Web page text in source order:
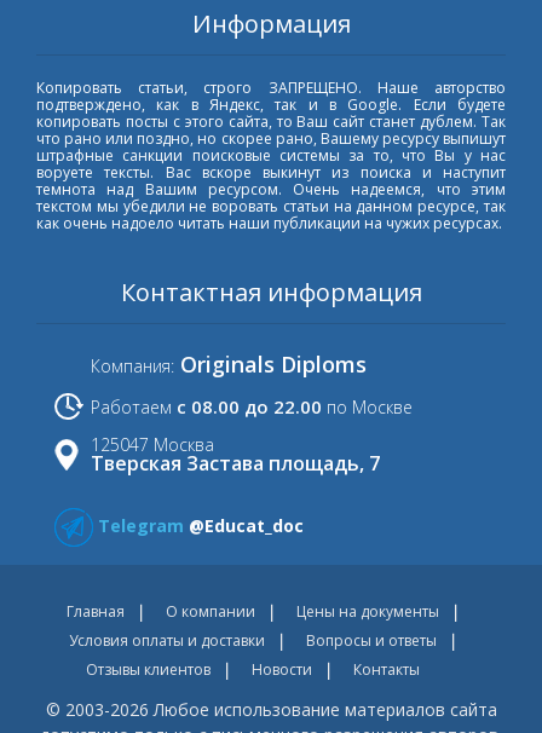
Информация
Копировать статьи, строго ЗАПРЕЩЕНО. Наше авторство
подтверждено, как в Яндекс, так и в Google. Если будете
копировать посты с этого сайта, то Ваш сайт станет дублем. Так
что рано или поздно, но скорее рано, Вашему ресурсу выпишут
штрафные санкции поисковые системы за то, что Вы у нас
воруете тексты. Вас вскоре выкинут из поиска и наступит
темнота над Вашим ресурсом. Очень надеемся, что этим
текстом мы убедили не воровать статьи на данном ресурсе, так
как очень надоело читать наши публикации на чужих ресурсах.
Контактная информация
Компания: Originals Diploms
Работаем с 08.00 до 22.00 по Москве
125047 Москва
Тверская Застава площадь, 7
Telegram @Educat_doc
Главная О компании
Цены на документы
Условия оплаты и доставки
Вопросы и ответы
Отзывы клиентов
Новости Контакты
© 2003-2026 Любое использование материалов сайта